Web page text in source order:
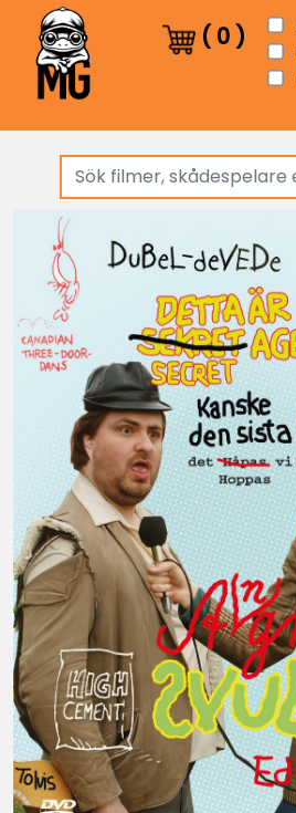
( 0 )